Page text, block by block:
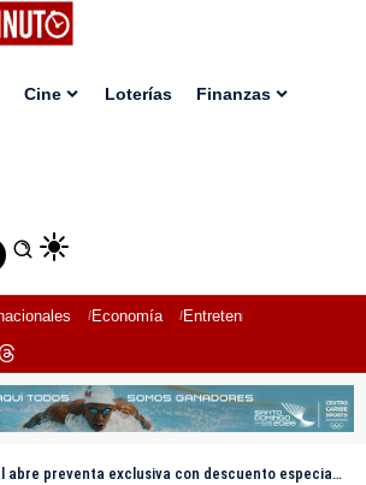
Cine Loterías Finanzas
Economía Entretenimiento
preventa exclusiva con descuento especial para clientes VISA